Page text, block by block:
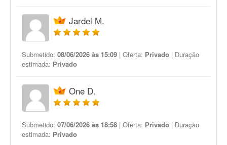
Jardel M.
Submetido: 08/06/2026 às 15:09 | Oferta: Privado | Duração
estimada: Privado
One D.
Submetido: 07/06/2026 às 18:58 | Oferta: Privado | Duração
estimada: Privado